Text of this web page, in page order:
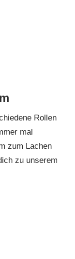
Rollen
mal
zum Lachen
zu unserem